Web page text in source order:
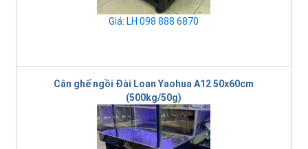
Giá: LH 098 888 6870
Cân ghế ngồi Đài Loan Yaohua A12 50x60cm
(500kg/50g)